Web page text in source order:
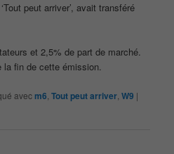
peut arriver’, avait transféré
et 2,5% de part de marché.
la fin de cette émission.
avecm6 ,Tout peut arriver ,W9 |